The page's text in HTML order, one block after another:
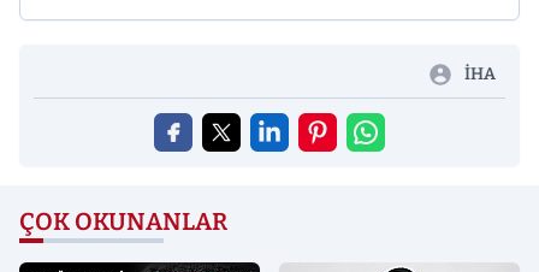
İHA
ÇOK OKUNANLAR